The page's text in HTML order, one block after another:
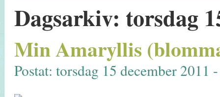
Dagsarkiv: torsdag
Min Amaryllis
Postat: torsdag 15 december 2011